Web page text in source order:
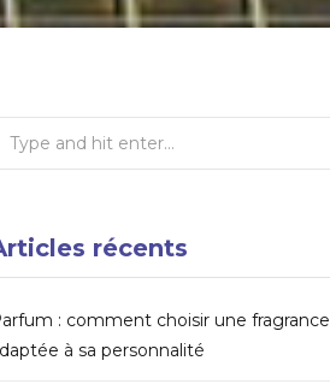
Search
récents
: comment choisir une fragrance
à sa personnalité